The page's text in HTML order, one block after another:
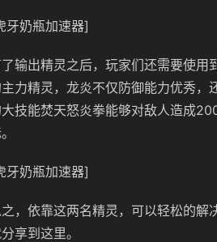
牙奶瓶加速器]
输出精灵之后，玩家们还需要使
力精灵，龙炎不仅防御能力优秀
技能焚天怒炎拳能够对敌人造成
牙奶瓶加速器]
，依靠这两名精灵，可以轻松的
享到这里。